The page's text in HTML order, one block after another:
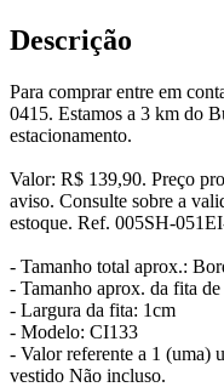
Descrição
Para comprar entre em
0415. Estamos a 3 km do
estacionamento.
Valor: R$ 139,90. Preço
aviso. Consulte sobre a
estoque. Ref. 005SH-
- Tamanho total aprox.:
- Tamanho aprox. da fita
- Largura da fita: 1cm
- Modelo: CI133
- Valor referente a 1 (uma)
vestido Não incluso.